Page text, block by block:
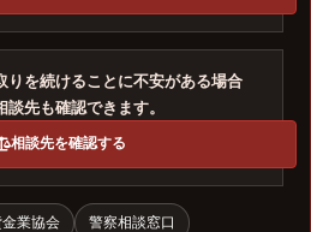
りを続けることに不安がある場合
先も確認できます。
相談先を確認する
金業協会 警察相談窓口